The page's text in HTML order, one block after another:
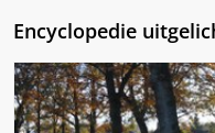
Encyclopedie